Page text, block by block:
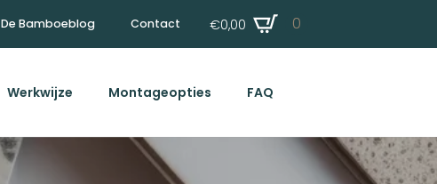
De Bamboeblog Contact €0,00 0
Werkwijze Montageopties FAQ